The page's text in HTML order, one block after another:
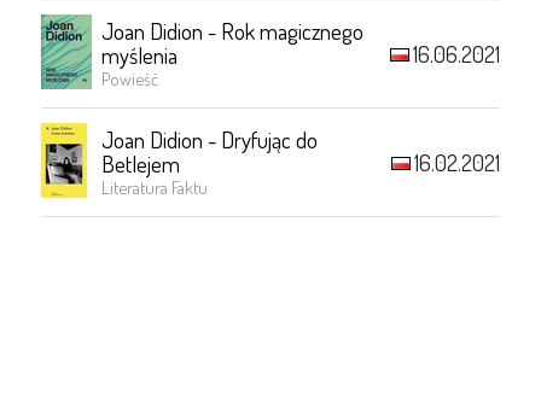
Joan Didion - Rok magicznego
myślenia
Powieść
16.06.2021
Joan Didion - Dryfując do
Betlejem
Literatura Faktu
16.02.2021